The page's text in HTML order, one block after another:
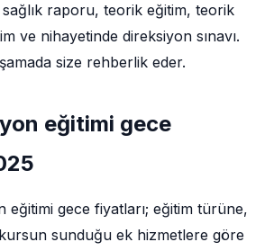
sağlık raporu, teorik eğitim, teorik
ve nihayetinde direksiyon sınavı.
size rehberlik eder.
eğitimi gece
eğitimi gece fiyatları; eğitim türüne,
kursun sunduğu ek hizmetlere göre